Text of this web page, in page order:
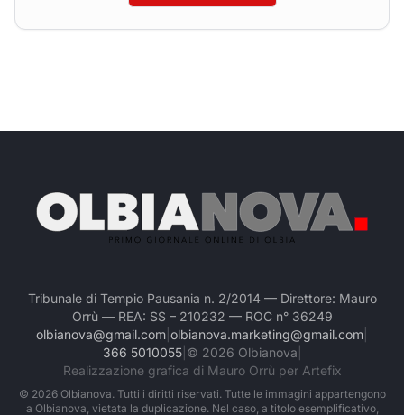
Tribunale di Tempio Pausania n. 2/2014 — Direttore: Mauro
Orrù — REA: SS – 210232 — ROC n° 36249
olbianova@gmail.com olbianova.marketing@gmail.com
366 5010055| © 2026 Olbianova
Realizzazione grafica di Mauro Orrù per Artefix
© 2026Olbianova. Tutti i diritti riservati. Tutte le immagini appartengono
a Olbianova, vietata la duplicazione. Nel caso, a titolo esemplificativo,